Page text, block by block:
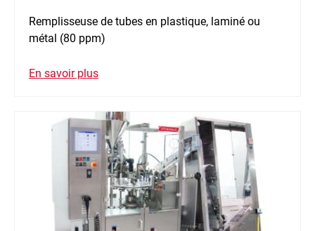
Remplisseuse de tubes en plastique, laminé ou
métal (80 ppm)
En savoir plus